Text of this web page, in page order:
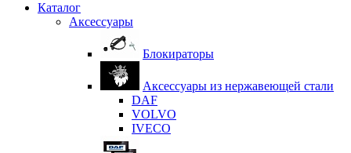
Каталог
Аксессуары
Блокираторы
Аксессуары из нержавеющей стали
DAF
VOLVO
IVECO